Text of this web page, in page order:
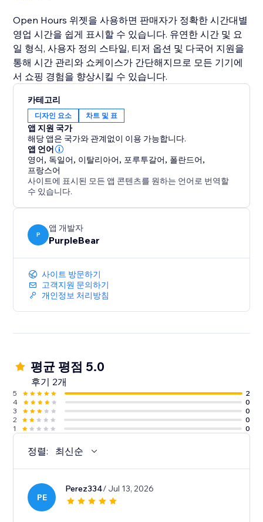
Open Hours 위젯을 사용하면 판매자가 정확한 시간대별
영업 시간을 쉽게 표시할 수 있습니다. 유연한 시간 및 요
일 형식, 사용자 정의 스타일, 티저 옵션 및 다국어 지원을
통해 시간 관리와 쇼케이스가 간단해지므로 모든 기기에
서 쇼핑 경험을 향상시킬 수 있습니다.
카테고리
디자인 요소 차트 및 표
앱 지원 국가
해당 앱은 국가와 관계없이 이용 가능합니다.
앱 언어
영어, 독일어, 이탈리아어, 포루투갈어, 폴란드어,
프랑스어
사이트에 표시된 모든 앱 콘텐츠를 원하는 언어로 번역할
수 있습니다.
P
앱 개발자
PurpleBear
사이트 방문하기
고객지원 문의하기
개인정보 처리방침
평균 평점 5.0
후기 2개
5
2
4
0
3
0
2
0
1
0
정렬: 최신순
PE
Perez334/ Jul 13, 2026